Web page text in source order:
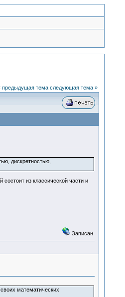
предыдущая тема следующая тема »
дискретностью,
из классической части и
Записан
математических